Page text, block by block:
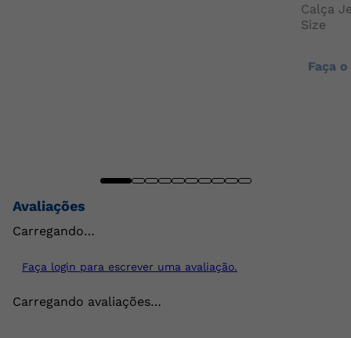
Calça
Size
Faça
Avaliações
Carregando…
Faça login para escrever uma avaliação.
Carregando avaliações…